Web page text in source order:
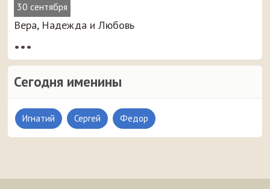
30 сентября
Вера, Надежда и Любовь
•••
Сегодня именины
Игнатий Сергей Федор